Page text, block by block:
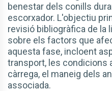
benestar dels conills
escorxador. L'objectiu
revisió bibliogràfica de
sobre els factors que
aquesta fase, incloent
transport, les condicions
càrrega, el maneig dels
associada.